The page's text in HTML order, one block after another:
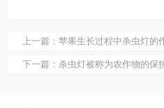
上一篇： 苹果生长过程中杀虫灯的
下一篇： 杀虫灯​被称为农作物的保